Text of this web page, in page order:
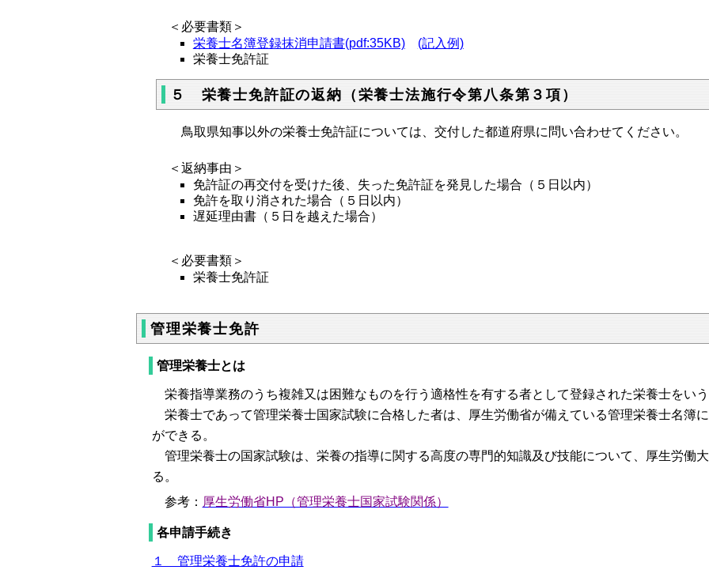
＜必要書類＞
栄養士名簿登録抹消申請書(pdf:35KB)
(記入例)
栄養士免許証
５ 栄養士免許証の返納（栄養士法施行令第八条第３項）
鳥取県知事以外の栄養士免許証については、交付した都道府県に問い合わせてください。
＜返納事由＞
免許証の再交付を受けた後、失った免許証を発見した場合（５日以内）
免許を取り消された場合（５日以内）
遅延理由書（５日を越えた場合）
＜必要書類＞
栄養士免許証
管理栄養士免許
管理栄養士とは
栄養指導業務のうち複雑又は困難なものを行う適格性を有する者として登録された栄養士をい
栄養士であって管理栄養士国家試験に合格した者は、厚生労働省が備えている管理栄養士名簿
ができる。
管理栄養士の国家試験は、栄養の指導に関する高度の専門的知識及び技能について、厚生労働
る。
参考： 厚生労働省HP（管理栄養士国家試験関係）
各申請手続き
１ 管理栄養士免許の申請